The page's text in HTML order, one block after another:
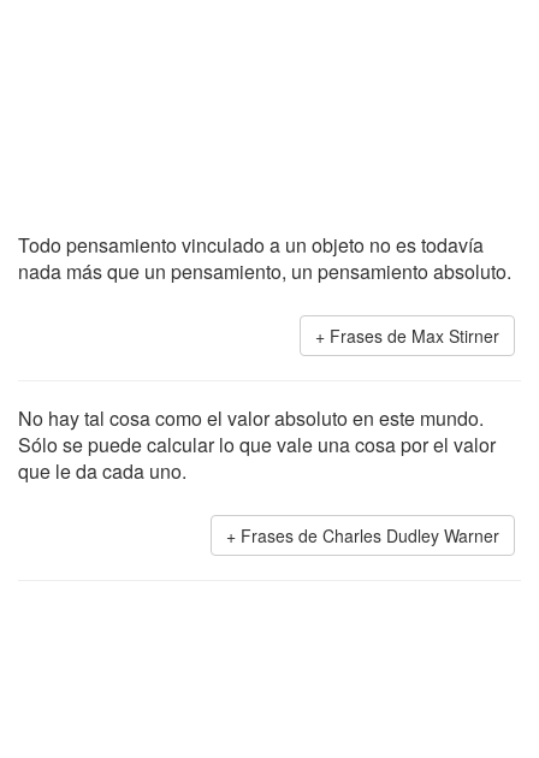
Todo pensamiento vinculado a un objeto no es todavía
nada más que un pensamiento, un pensamiento absoluto.
Frases de Max Stirner
No hay tal cosa como el valor absoluto en este mundo.
Sólo se puede calcular lo que vale una cosa por el valor
que le da cada uno.
Frases de Charles Dudley Warner